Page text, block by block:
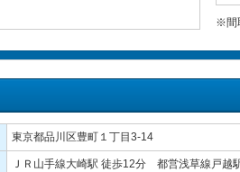
※間
東京都品川区豊町１丁目3-14
ＪＲ山手線大崎駅 徒歩12分 都営浅草線戸